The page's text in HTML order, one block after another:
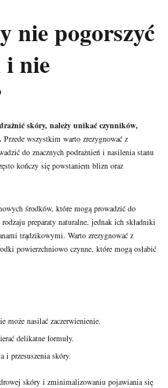
nie pogorszyć
i nie
skóry, należy unikać czynników,
Przede wszystkim warto zrezygnować z
do znacznych podrażnień i nasilenia stanu
kończy się powstaniem blizn oraz
środków, które mogą prowadzić do
preparaty naturalne, jednak ich składniki
trądzikowymi. Warto zrezygnować z
powierzchniowo czynne, które mogą osłabić
może nasilać zaczerwienienie.
delikatne formuły.
i przesuszenia skóry.
skóry i zminimalizowaniu pojawiania się